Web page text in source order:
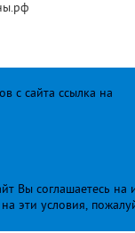
с сайта ссылка на
Вы соглашаетесь
эти условия,